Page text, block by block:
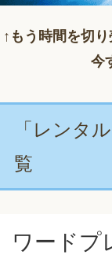
↑もう時間を切
今
「レンタ
覧
ワードプ